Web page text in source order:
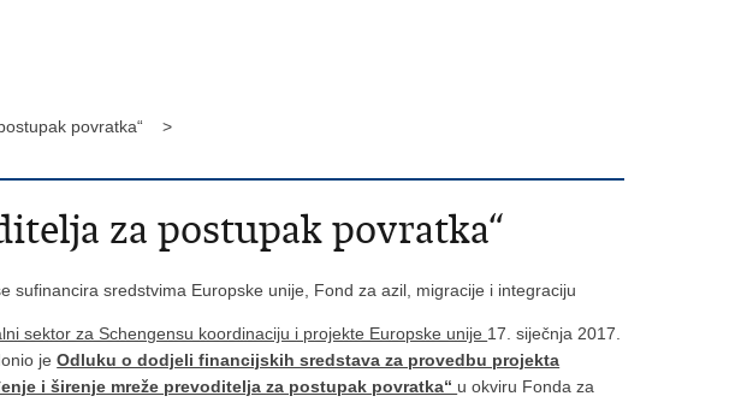
povratka“ >
za postupak povratka“
sufinancira sredstvima Europske unije, Fond za azil, migracije i integraciju
sektor za Schengensu koordinaciju i projekte Europske unije 17. siječnja 2017.
jeOdluku o dodjeli financijskih sredstava za provedbu projekta
i širenje mreže prevoditelja za postupak povratka“ u okviru Fonda za